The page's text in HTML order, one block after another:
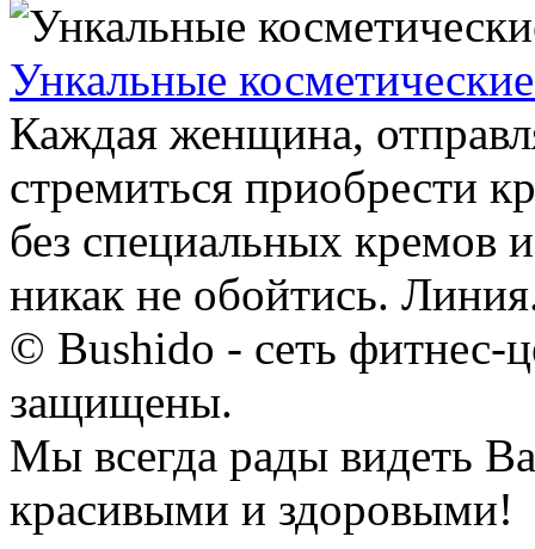
Ункальные косметические
Каждая женщина,
стремиться приобрести
без специальных кремов
никак не обойтись.
© Bushido - сеть фитнес-
защищены.
Мы всегда рады видеть
красивыми и здоровыми!